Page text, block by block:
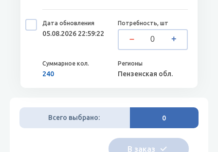
05.08.2026 22:59:22
240 Пензенская обл.
Всего выбрано: 0